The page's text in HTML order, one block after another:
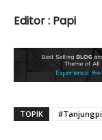
Editor : Papi
TOPIK